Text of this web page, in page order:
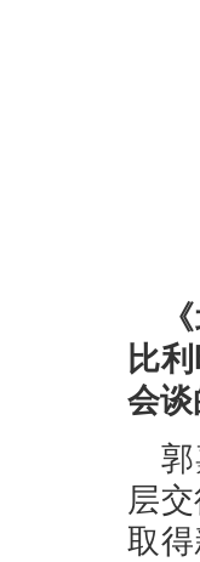
比
会
层
取